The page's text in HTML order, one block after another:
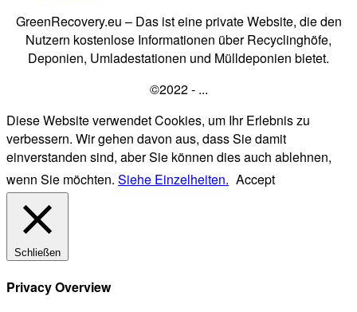
GreenRecovery.eu – Das ist eine private Website, die den
Nutzern kostenlose Informationen über Recyclinghöfe,
Deponien, Umladestationen und Mülldeponien bietet.
©2022 - ...
Diese Website verwendet Cookies, um Ihr Erlebnis zu
verbessern. Wir gehen davon aus, dass Sie damit
einverstanden sind, aber Sie können dies auch ablehnen,
wenn Sie möchten. Siehe Einzelheiten. Accept
Schließen
Privacy Overview